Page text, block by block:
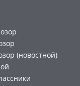
(новостной)